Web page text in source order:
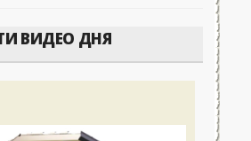
ВИДЕО ДНЯ